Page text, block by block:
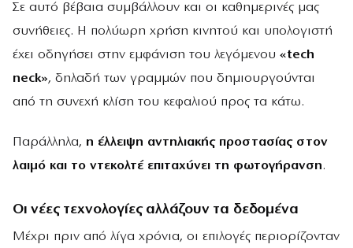
Σε αυτό βέβαια συμβάλλουν και οι καθημερινές μας
συνήθειες. Η πολύωρη χρήση κινητού και υπολογιστή
έχει οδηγήσει στην εμφάνιση του λεγόμενου «tech
neck», δηλαδή των γραμμών που δημιουργούνται
από τη συνεχή κλίση του κεφαλιού προς τα κάτω.
Παράλληλα, η έλλειψη αντηλιακής προστασίας στον
λαιμό και το ντεκολτέ επιταχύνει τη φωτογήρανση.
Οι νέες τεχνολογίες αλλάζουν τα δεδομένα
Μέχρι πριν από λίγα χρόνια, οι επιλογές περιορίζονταν